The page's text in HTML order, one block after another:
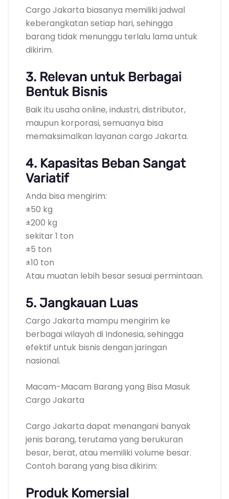
Cargo Jakarta biasanya memiliki jadwal
keberangkatan setiap hari, sehingga
barang tidak menunggu terlalu lama untuk
dikirim.
3. Relevan untuk Berbagai
Bentuk Bisnis
Baik itu usaha online, industri, distributor,
maupun korporasi, semuanya bisa
memaksimalkan layanan cargo Jakarta.
4. Kapasitas Beban Sangat
Variatif
Anda bisa mengirim:
±50 kg
±200 kg
sekitar 1 ton
±5 ton
±10 ton
Atau muatan lebih besar sesuai permintaan.
5. Jangkauan Luas
Cargo Jakarta mampu mengirim ke
berbagai wilayah di Indonesia, sehingga
efektif untuk bisnis dengan jaringan
nasional.
Macam-Macam Barang yang Bisa Masuk
Cargo Jakarta
Cargo Jakarta dapat menangani banyak
jenis barang, terutama yang berukuran
besar, berat, atau memiliki volume besar.
Contoh barang yang bisa dikirim:
Produk Komersial